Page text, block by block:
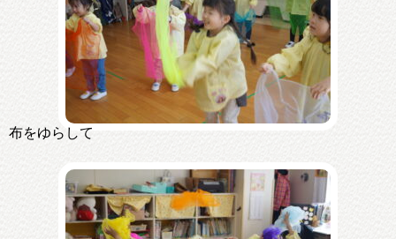
布をゆらして